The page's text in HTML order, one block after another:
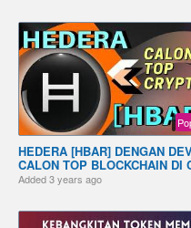
HEDERA [HBAR] DENGAN
CALON TOP BLOCKCHAIN DI
Added3 years ago